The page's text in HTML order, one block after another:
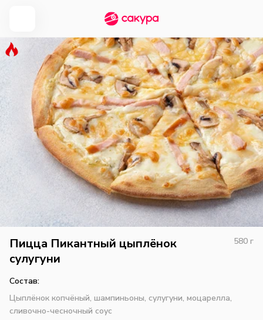
Пицца Пикантный цыплёнок
сулугуни
580 г
Состав:
Цыплёнок копчёный, шампиньоны, сулугуни, моцарелла,
сливочно-чесночный соус